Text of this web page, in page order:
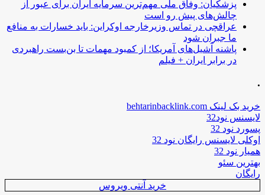
پزشکیان: وفاق ملی مهم‌ترین سرمایه ایران برای عبور از
چالش‌های پیش رو است
عراقچی در تماس وزیرخارجه اوکراین: باید خسارات به منافع
ما جبران شود
پاشنه آشیل‌های آمریکا؛ از کمبود مهمات تا بن‌بست راهبردی
در برابر ایران + فیلم
.
خرید بک لینک behtarinbacklink.com
لایسنس نود32
پسورد نود 32
اوکلی لایسنس رایگان نود 32
همیار نود 32
بهترین سئو
رایگان
خرید آنتی ویروس